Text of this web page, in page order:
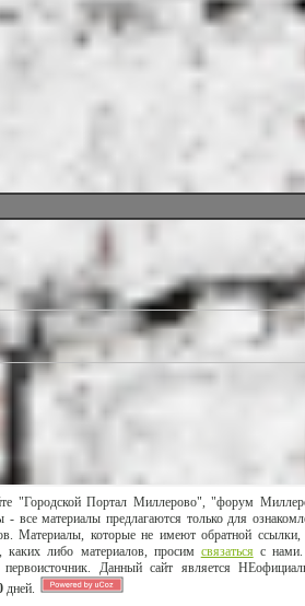
"Городской Портал Миллерово", "форум
все материалы предлагаются только для
Материалы, которые не имеют обратной ссылки,
каких либо материалов, просим связатьсяс
Данный сайт является
дней.